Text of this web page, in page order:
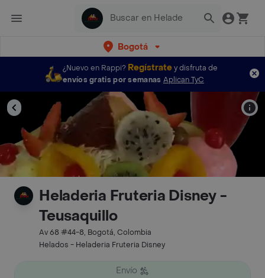
Bogotá
¿Nuevo en Rappi? Regístratey disfruta de
envíos gratis por semanas Aplican TyC
Heladeria Fruteria Disney -
Teusaquillo
Av 68 #44-8, Bogotá, Colombia
Helados - Heladeria Fruteria Disney
Envío